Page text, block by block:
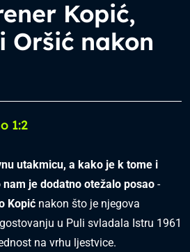
Kopić,
Oršić nakon
1:2
utakmicu, a kako je k tome i
je dodatno otežalo posao -
Kopić nakon što je njegova
u Puli svladala Istru 1961
na vrhu ljestvice.